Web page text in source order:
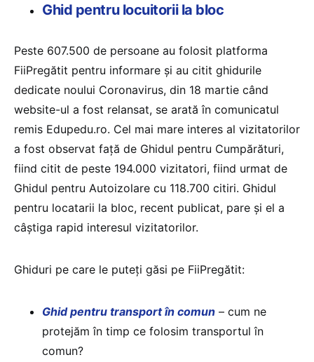
Ghid pentru locuitorii la bloc
Peste 607.500 de persoane au folosit platforma
FiiPregătit pentru informare și au citit ghidurile
dedicate noului Coronavirus, din 18 martie când
website-ul a fost relansat, se arată în comunicatul
remis Edupedu.ro. Cel mai mare interes al vizitatorilor
a fost observat față de Ghidul pentru Cumpărături,
fiind citit de peste 194.000 vizitatori, fiind urmat de
Ghidul pentru Autoizolare cu 118.700 citiri. Ghidul
pentru locatarii la bloc, recent publicat, pare și el a
câștiga rapid interesul vizitatorilor.
Ghiduri pe care le puteți găsi pe FiiPregătit:
Ghid pentru transport în comun – cum ne
protejăm în timp ce folosim transportul în
comun?